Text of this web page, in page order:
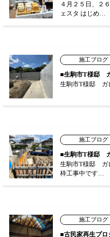
４月２５日、２
ェスタ はじめ…
施工ブログ
■生駒市T様邸
生駒市T様邸 ガ
施工ブログ
■生駒市T様邸
生駒市T様邸 ガ
枠工事中です…
施工ブログ
■古民家再生プ